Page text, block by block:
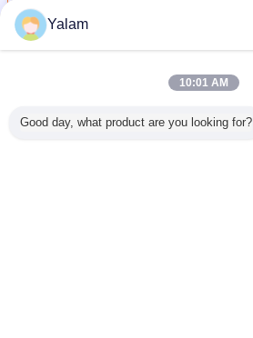
더 많은 것
Yalam
10:01 AM
Good day, what product are you looking for?